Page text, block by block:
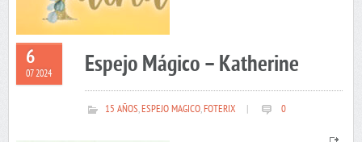
6
07 2024 Espejo Mágico – Katherine
15 AÑOS,ESPEJO MAGICO,FOTERIX 0